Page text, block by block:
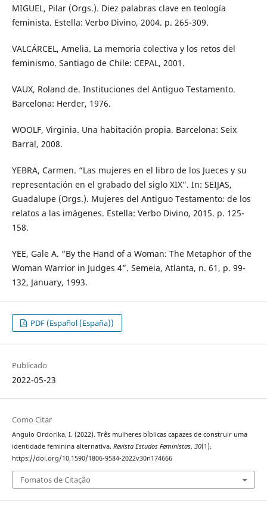
MIGUEL, Pilar (Orgs.). Diez palabras clave en teología
feminista. Estella: Verbo Divino, 2004. p. 265-309.
VALCÁRCEL, Amelia. La memoria colectiva y los retos del
feminismo. Santiago de Chile: CEPAL, 2001.
VAUX, Roland de. Instituciones del Antiguo Testamento.
Barcelona: Herder, 1976.
WOOLF, Virginia. Una habitación propia. Barcelona: Seix
Barral, 2008.
YEBRA, Carmen. “Las mujeres en el libro de los Jueces y su
representación en el grabado del siglo XIX”. In: SEIJAS,
Guadalupe (Orgs.). Mujeres del Antiguo Testamento: de los
relatos a las imágenes. Estella: Verbo Divino, 2015. p. 125-
158.
YEE, Gale A. “By the Hand of a Woman: The Metaphor of the
Woman Warrior in Judges 4”. Semeia, Atlanta, n. 61, p. 99-
132, January, 1993.
PDF (Español (España))
Publicado
2022-05-23
Como Citar
Angulo Ordorika, I. (2022). Três mulheres bíblicas capazes de construir uma
identidade feminina alternativa. Revista Estudos Feministas, 30(1).
https://doi.org/10.1590/1806-9584-2022v30n174666
Fomatos de Citação